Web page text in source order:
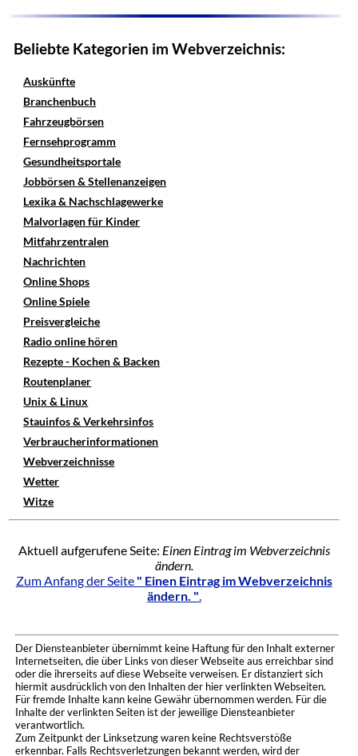
Beliebte Kategorien im Webverzeichnis:
Auskünfte
Branchenbuch
Fahrzeugbörsen
Fernsehprogramm
Gesundheitsportale
Jobbörsen & Stellenanzeigen
Lexika & Nachschlagewerke
Malvorlagen für Kinder
Mitfahrzentralen
Nachrichten
Online Shops
Online Spiele
Preisvergleiche
Radio online hören
Rezepte - Kochen & Backen
Routenplaner
Unix & Linux
Stauinfos & Verkehrsinfos
Verbraucherinformationen
Webverzeichnisse
Wetter
Witze
Aktuell aufgerufene Seite: Einen Eintrag im Webverzeichnis
ändern.
Zum Anfang der Seite " Einen Eintrag im Webverzeichnis
ändern. ".
Der Diensteanbieter übernimmt keine Haftung für den Inhalt externer
Internetseiten, die über Links von dieser Webseite aus erreichbar sind
oder die ihrerseits auf diese Webseite verweisen. Er distanziert sich
hiermit ausdrücklich von den Inhalten der hier verlinkten Webseiten.
Für fremde Inhalte kann keine Gewähr übernommen werden. Für die
Inhalte der verlinkten Seiten ist der jeweilige Diensteanbieter
verantwortlich.
Zum Zeitpunkt der Linksetzung waren keine Rechtsverstöße
erkennbar. Falls Rechtsverletzungen bekannt werden, wird der